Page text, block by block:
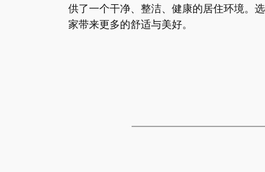
供了一个干净、整洁、健康的居住环境。
家带来更多的舒适与美好。